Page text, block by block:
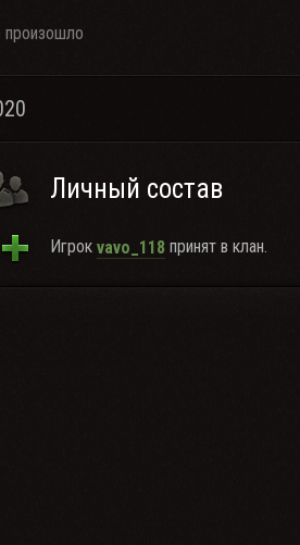
произошло
Личный состав
Игрок vavo_118 принят в клан.